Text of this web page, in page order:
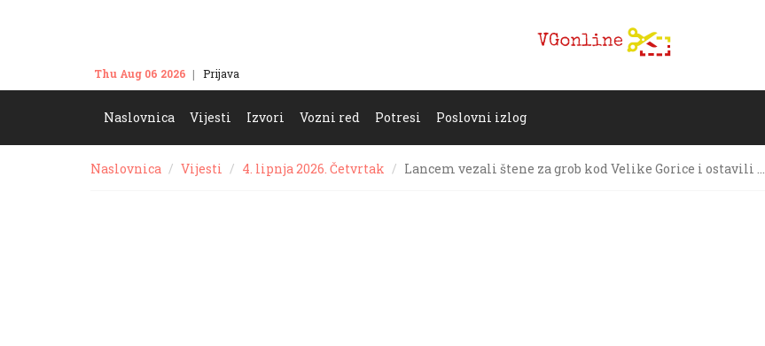
Thu Aug 06 2026 Prijava
Naslovnica Vijesti Izvori Vozni red Potresi Poslovni izlog
Naslovnica Vijesti 4. lipnja 2026. Četvrtak Lancem vezali štene za grob kod Velike Gorice i ostavili …